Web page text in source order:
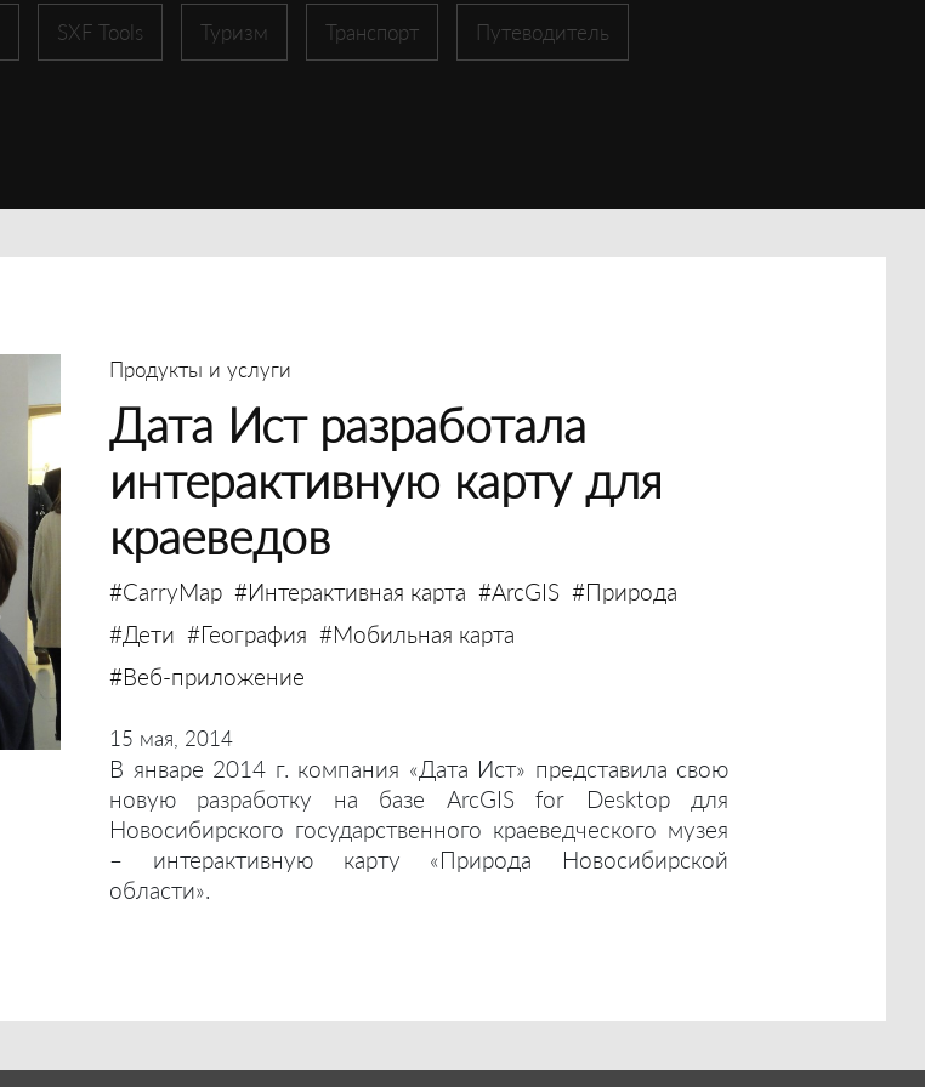
SXF Tools Туризм Транспорт Путеводитель
Продукты и услуги
Дата Ист разработала
интерактивную карту для
краеведов
#CarryMap #Интерактивная карта #ArcGIS #Природа
#Дети #География #Мобильная карта
#Веб-приложение
15 мая, 2014
В январе 2014 г. компания «Дата Ист» представила свою
новую разработку на базе ArcGIS for Desktop для
Новосибирского государственного краеведческого музея
– интерактивную карту «Природа Новосибирской
области».